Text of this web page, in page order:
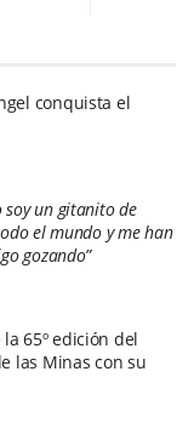
conquista el
soy un gitanito de
el mundo y me han
gozando”
65º edición del
las Minas con su